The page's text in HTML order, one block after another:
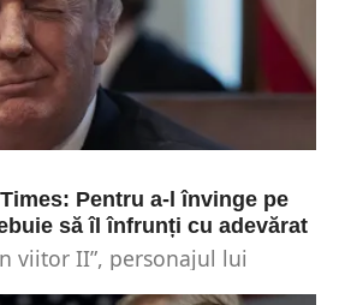
Pentru a-l învinge pe
să îl înfrunți cu adevărat
viitor II”, personajul lui